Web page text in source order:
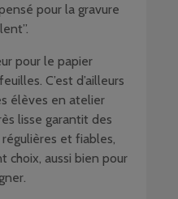
pour la gravure
pour le papier
C’est d’ailleurs
élèves en atelier
lisse garantit des
et fiables,
choix, aussi bien pour